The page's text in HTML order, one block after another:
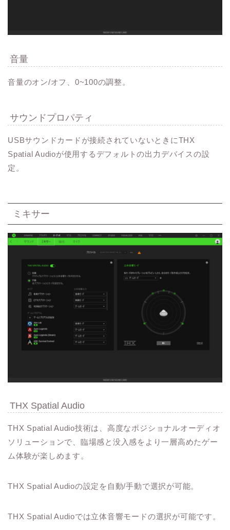
音量
音量のオン/オフ、0~100の調整。
サウンドプロパティ
USBサウンドカードが接続されていないときにTHX
Spatial Audioが使用するデフォルトの出力デバイスの設
定。
ミキサー
THX Spatial Audio
THX Spatial Audio技術は、高度なポジショナルオーディオ
ソリューションで、臨場感と没入感をより一層高めたゲー
ム体験が楽しめます。
THX Spatial Audioの設定を自動/手動で選択が可能。
THX Spatial Audioでは立体音響モードの選択が可能です。